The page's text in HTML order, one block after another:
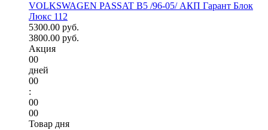
VOLKSWAGEN PASSAT B5 /96-05/ АКП Гарант Блок
Люкс 112
5300.00 руб.
3800.00 руб.
Акция
00
дней
00
:
00
00
Товар дня